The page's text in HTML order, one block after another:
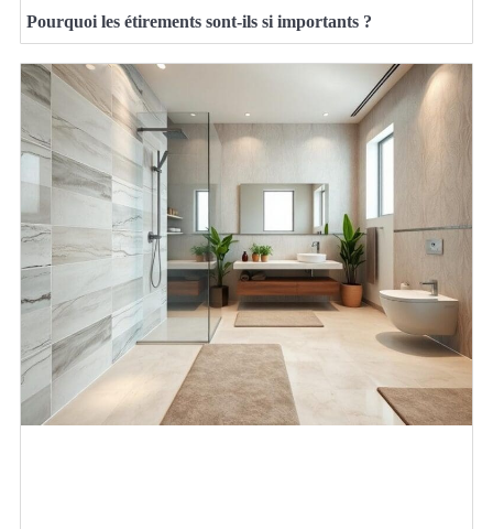
Pourquoi les étirements sont-ils si importants ?